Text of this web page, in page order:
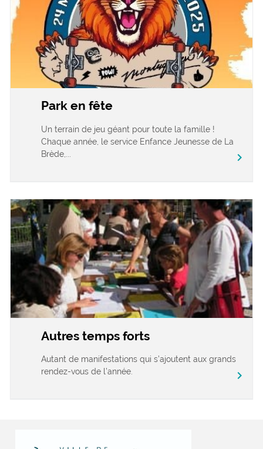
Park en fête
Un terrain de jeu géant pour toute la famille !
Chaque année, le service Enfance Jeunesse de La
Brède,...
chevron_right
Autres temps forts
Autant de manifestations qui s’ajoutent aux grands
rendez-vous de l’année.
chevron_right